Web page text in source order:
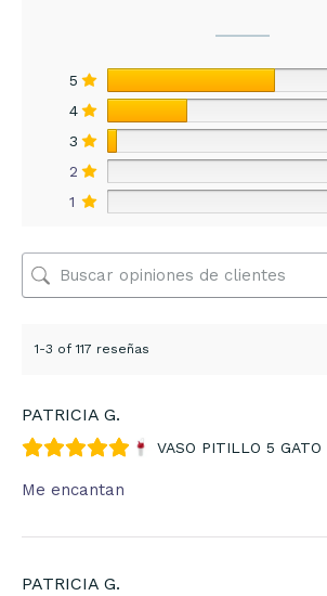
5
4
3
2
1
1-3 of 117 reseñas
PATRICIA G.
VASO PITILLO 5 GATO
Me encantan
PATRICIA G.